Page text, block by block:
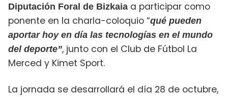
Diputación Foral de Bizkaia a participar como
ponente en la charla-coloquio “qué pueden
aportar hoy en día las tecnologías en el mundo
del deporte”, junto con el Club de Fútbol La
Merced y Kimet Sport.
La jornada se desarrollará el día 28 de octubre,